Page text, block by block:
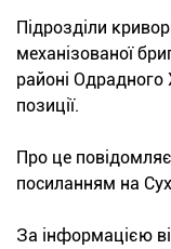
Підрозділи
механізованої
районі Одрадного
позиції.
Про це
посиланням на
За інформацією